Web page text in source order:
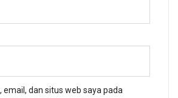
email, dan situs web saya pada